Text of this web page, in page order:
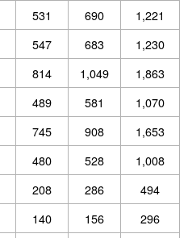
531 690
1,221
547 683
1,230
814 1,049
1,863
489 581
1,070
745 908
1,653
480 528
1,008
208 286
494
140 156
296